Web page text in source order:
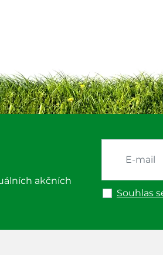
akčních
Souhlas